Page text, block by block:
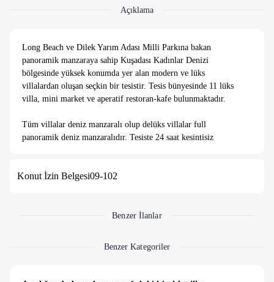
Açıklama
Long Beach ve Dilek Yarım Adası Milli Parkına bakan
panoramik manzaraya sahip Kuşadası Kadınlar Denizi
bölgesinde yüksek konumda yer alan modern ve lüks
villalardan oluşan seçkin bir tesistir. Tesis bünyesinde 11 lüks
villa, mini market ve aperatif restoran-kafe bulunmaktadır.
Tüm villalar deniz manzaralı olup delüks villalar full
panoramik deniz manzaralıdır. Tesiste 24 saat kesintisiz
panoramik deniz manzaralı bir terastan oluşmaktadır. Her
Fiyatlara Günlük 30 Kw elektrik ( günlük limit aşımı ekstra
Konut İzin Belgesi09-102
Benzer İlanlar
Benzer Kategoriler